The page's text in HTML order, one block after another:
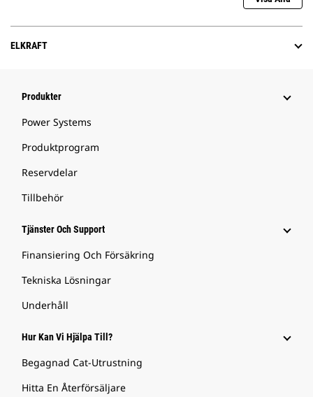
ELKRAFT
Produkter
Power Systems
Produktprogram
Reservdelar
Tillbehör
Tjänster Och Support
Finansiering Och Försäkring
Tekniska Lösningar
Underhåll
Hur Kan Vi Hjälpa Till?
Begagnad Cat-Utrustning
Hitta En Återförsäljare